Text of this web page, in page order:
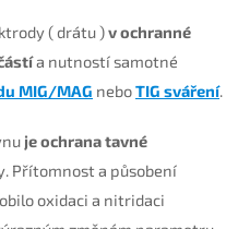
( drátu )v ochranné
a nutností samotné
MIG/MAG neboTIG sváření.
je ochrana tavné
Přítomnost a působení
oxidaci a nitridaci